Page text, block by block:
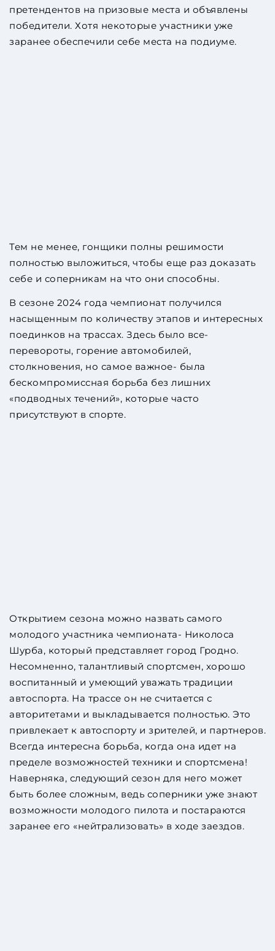
претендентов на призовые места и объявлены
победители. Хотя некоторые участники уже
заранее обеспечили себе места на подиуме.
Тем не менее, гонщики полны решимости
полностью выложиться, чтобы еще раз доказать
себе и соперникам на что они способны.
В сезоне 2024 года чемпионат получился
насыщенным по количеству этапов и интересных
поединков на трассах. Здесь было все-
перевороты, горение автомобилей,
столкновения, но самое важное- была
бескомпромиссная борьба без лишних
«подводных течений», которые часто
присутствуют в спорте.
Открытием сезона можно назвать самого
молодого участника чемпионата- Николоса
Шурба, который представляет город Гродно.
Несомненно, талантливый спортсмен, хорошо
воспитанный и умеющий уважать традиции
автоспорта. На трассе он не считается с
авторитетами и выкладывается полностью. Это
привлекает к автоспорту и зрителей, и партнеров.
Всегда интересна борьба, когда она идет на
пределе возможностей техники и спортсмена!
Наверняка, следующий сезон для него может
быть более сложным, ведь соперники уже знают
возможности молодого пилота и постараются
заранее его «нейтрализовать» в ходе заездов.